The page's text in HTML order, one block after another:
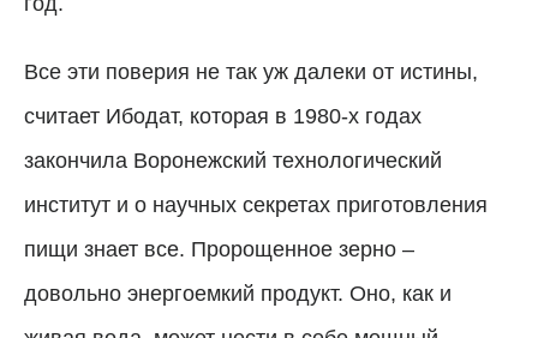
Все эти поверия не так уж далеки от истины,
считает Ибодат, которая в 1980-х годах
закончила Воронежский технологический
институт и о научных секретах приготовления
пищи знает все. Пророщенное зерно –
довольно энергоемкий продукт. Оно, как и